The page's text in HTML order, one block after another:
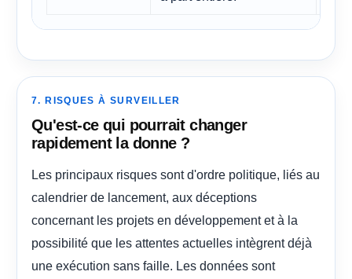
7. RISQUES À SURVEILLER
Qu'est-ce qui pourrait changer
rapidement la donne ?
Les principaux risques sont d'ordre politique, liés au
calendrier de lancement, aux déceptions
concernant les projets en développement et à la
possibilité que les attentes actuelles intègrent déjà
une exécution sans faille. Les données sont